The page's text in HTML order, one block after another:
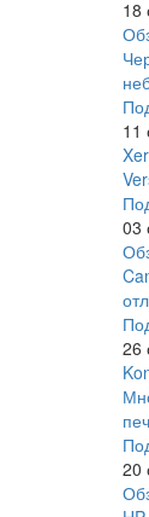
18
11
03
26
20